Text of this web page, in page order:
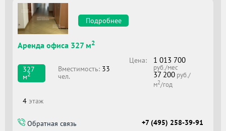
Подробнее
Аренда офиса 327 м2
327
м2
Вместимоcть: 33
чел.
Цена: 1 013 700
руб./мес
37 200руб./
м2/год
4 этаж
Обратная связь +7 (495) 258-39-91